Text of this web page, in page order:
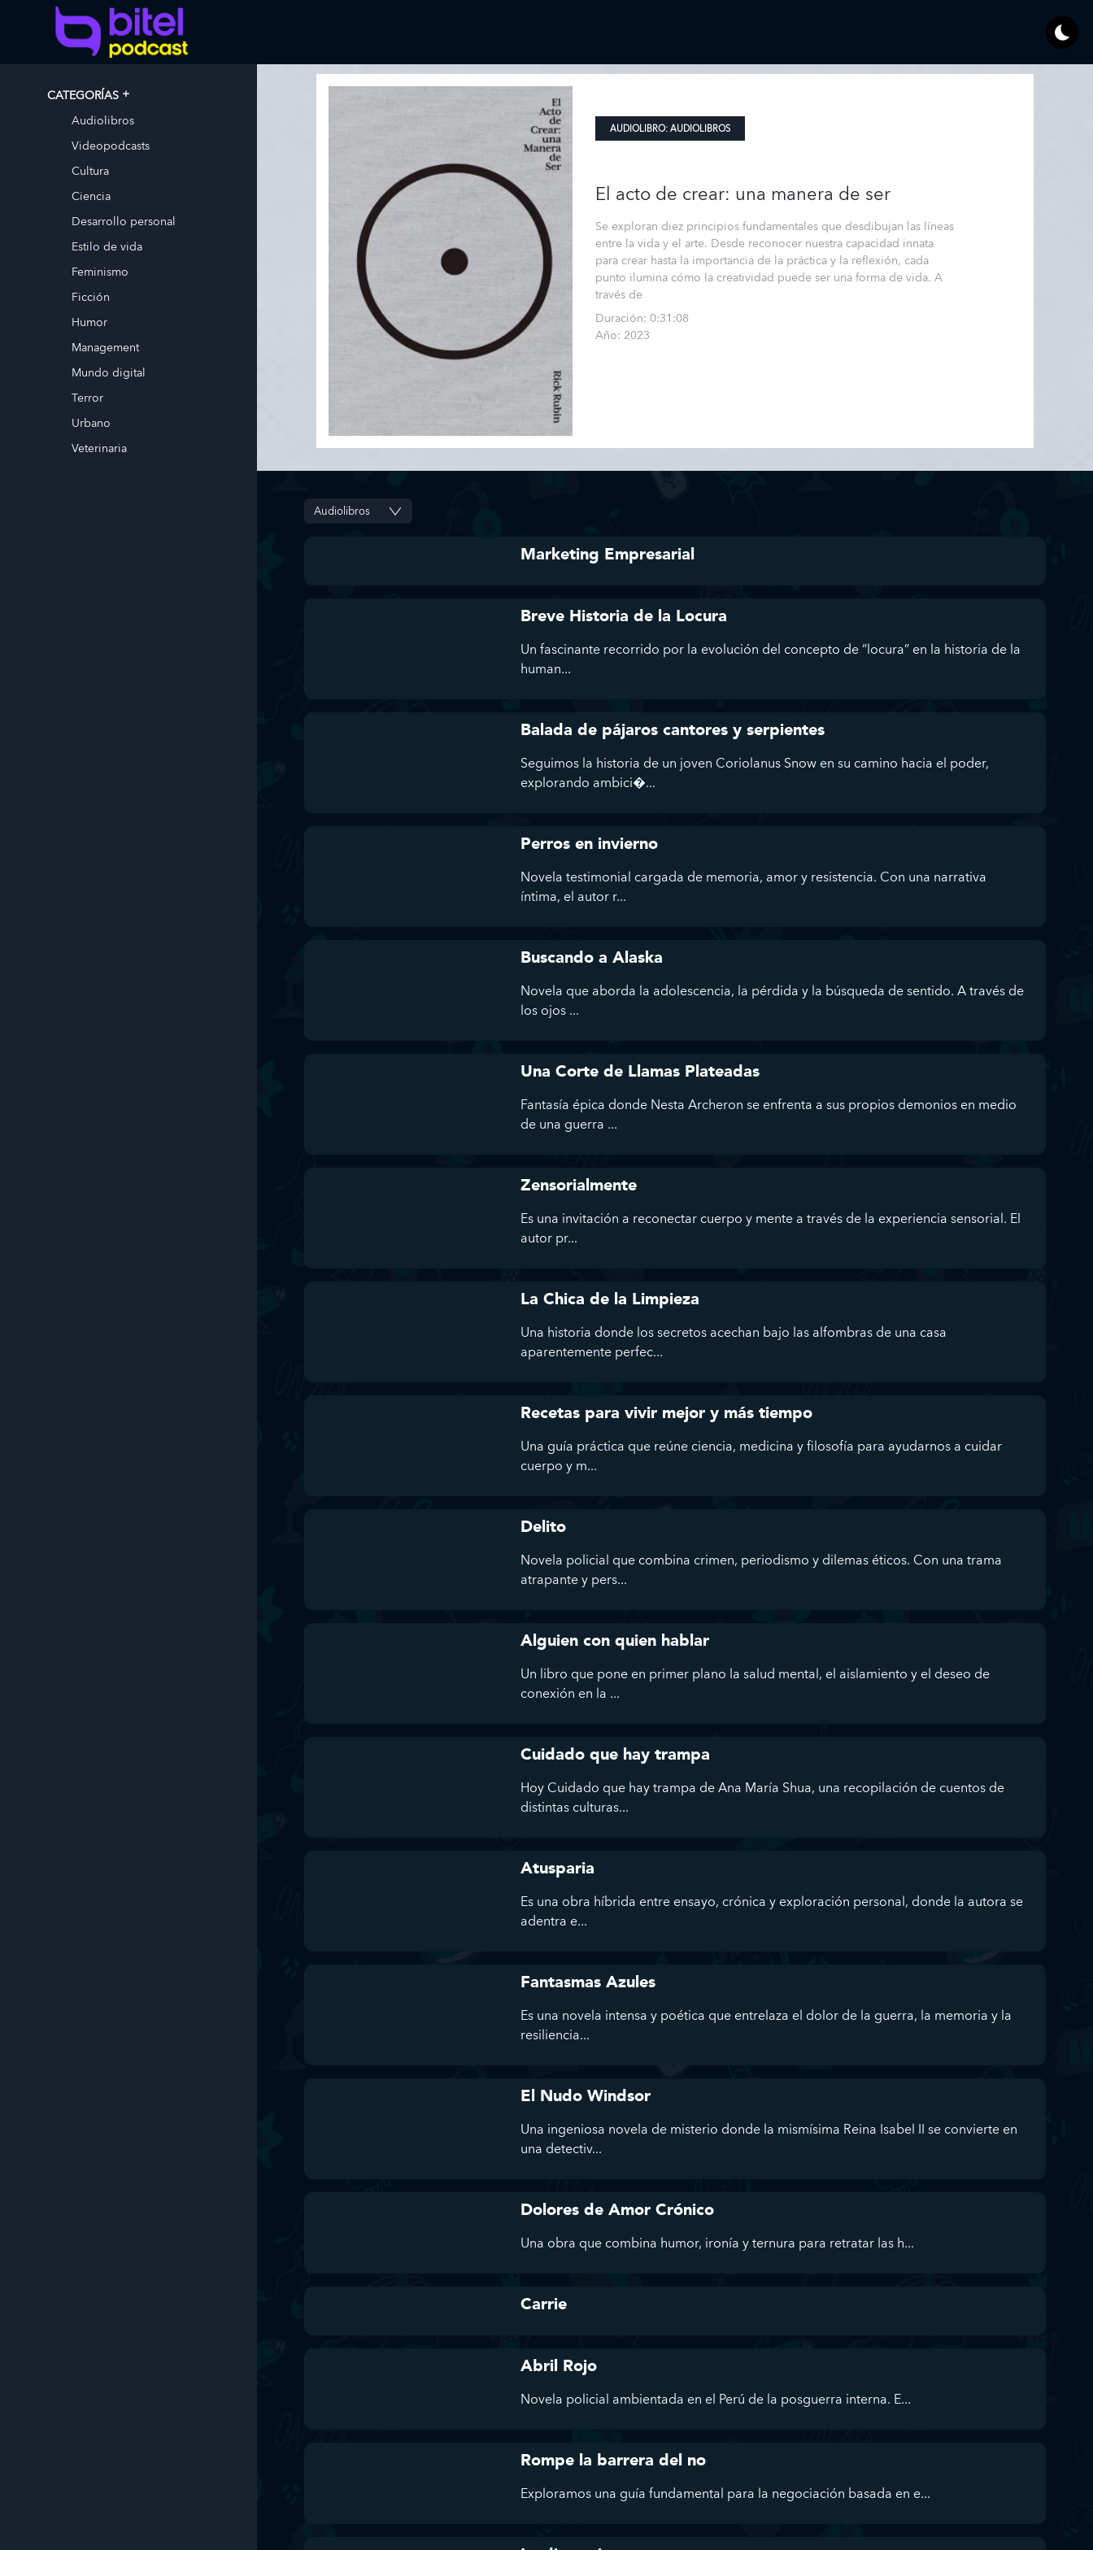
CATEGORÍAS
Audiolibros
Videopodcasts
Cultura
Ciencia
Desarrollo personal
Estilo de vida
Feminismo
Ficción
Humor
Management
Mundo digital
Terror
Urbano
Veterinaria
AUDIOLIBRO:AUDIOLIBROS
El acto de crear: una manera de ser
Se exploran diez principios fundamentales que desdibujan las líneas
entre la vida y el arte. Desde reconocer nuestra capacidad innata
para crear hasta la importancia de la práctica y la reflexión, cada
punto ilumina cómo la creatividad puede ser una forma de vida. A
través de
Duración: 0:31:08
Año: 2023
Marketing Empresarial
Breve Historia de la Locura
Un fascinante recorrido por la evolución del concepto de “locura” en la historia de la
human...
Balada de pájaros cantores y serpientes
Seguimos la historia de un joven Coriolanus Snow en su camino hacia el poder,
explorando ambici�...
Perros en invierno
Novela testimonial cargada de memoria, amor y resistencia. Con una narrativa
íntima, el autor r...
Buscando a Alaska
Novela que aborda la adolescencia, la pérdida y la búsqueda de sentido. A través de
los ojos ...
Una Corte de Llamas Plateadas
Fantasía épica donde Nesta Archeron se enfrenta a sus propios demonios en medio
de una guerra ...
Zensorialmente
Es una invitación a reconectar cuerpo y mente a través de la experiencia sensorial. El
autor pr...
La Chica de la Limpieza
Una historia donde los secretos acechan bajo las alfombras de una casa
aparentemente perfec...
Recetas para vivir mejor y más tiempo
Una guía práctica que reúne ciencia, medicina y filosofía para ayudarnos a cuidar
cuerpo y m...
Delito
Novela policial que combina crimen, periodismo y dilemas éticos. Con una trama
atrapante y pers...
Alguien con quien hablar
Un libro que pone en primer plano la salud mental, el aislamiento y el deseo de
conexión en la ...
Cuidado que hay trampa
Hoy Cuidado que hay trampa de Ana María Shua, una recopilación de cuentos de
distintas culturas...
Atusparia
Es una obra híbrida entre ensayo, crónica y exploración personal, donde la autora se
adentra e...
Fantasmas Azules
Es una novela intensa y poética que entrelaza el dolor de la guerra, la memoria y la
resiliencia...
El Nudo Windsor
Una ingeniosa novela de misterio donde la mismísima Reina Isabel II se convierte en
una detectiv...
Dolores de Amor Crónico
Una obra que combina humor, ironía y ternura para retratar las h...
Carrie
Abril Rojo
Novela policial ambientada en el Perú de la posguerra interna. E...
Rompe la barrera del no
Exploramos una guía fundamental para la negociación basada en e...